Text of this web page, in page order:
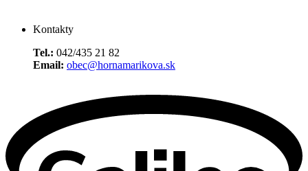
Kontakty
Tel.: 042/435 21 82
Email: obec@hornamarikova.sk